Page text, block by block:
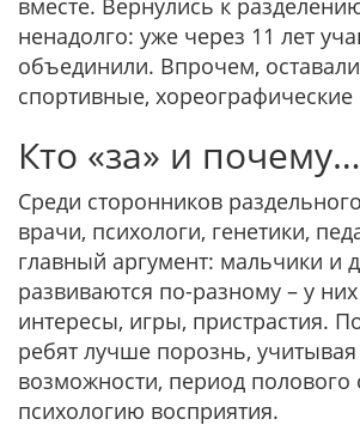
вместе. Вернулись к
ненадолго: уже через 11 лет
объединили. Впрочем,
спортивные,
Кто «за» и почему…
Среди сторонников
врачи, психологи, генетики,
главный аргумент: мальчики и
развиваются по-разному – у
интересы, игры, пристрастия.
ребят лучше порознь,
возможности, период полового
психологию восприятия.